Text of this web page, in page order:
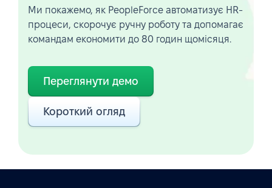
Ми покажемо, як PeopleForce автоматизує HR-
процеси, скорочує ручну роботу та допомагає
командам економити до 80 годин щомісяця.
Переглянути демо
Короткий огляд